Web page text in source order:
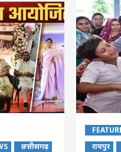
छत्तीसगढ़
रायपुर